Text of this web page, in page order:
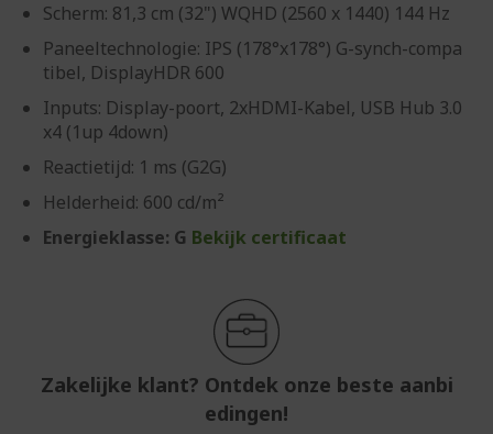
Scherm: 81,3 cm (32") WQHD (2560 x 1440) 144 Hz
Paneeltechnologie: IPS (178°x178°) G-synch-compa
tibel, DisplayHDR 600
Inputs: Display-poort, 2xHDMI-Kabel, USB Hub 3.0
x4 (1up 4down)
Reactietijd: 1 ms (G2G)
Helderheid: 600 cd/m²
Energieklasse: G Bekijk certificaat
Zakelijke klant? Ontdek onze beste aanbi
edingen!